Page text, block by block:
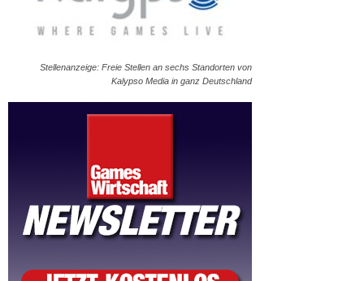
Stellenanzeige: Freie Stellen an sechs Standorten von
Kalypso Media in ganz Deutschland